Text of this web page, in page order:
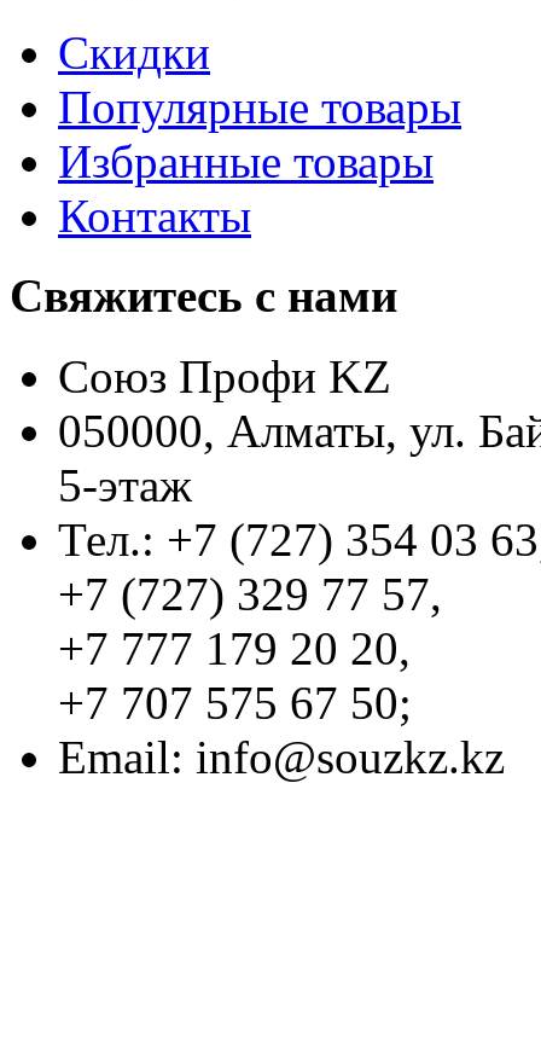
Скидки
Популярные товары
Избранные товары
Контакты
Свяжитесь с нами
Союз Профи KZ
050000, Алматы, ул.
5-этаж
Тел.: +7 (727) 354 03
+7 (727) 329 77 57,
+7 777 179 20 20,
+7 707 575 67 50;
Email: info@souzkz.kz